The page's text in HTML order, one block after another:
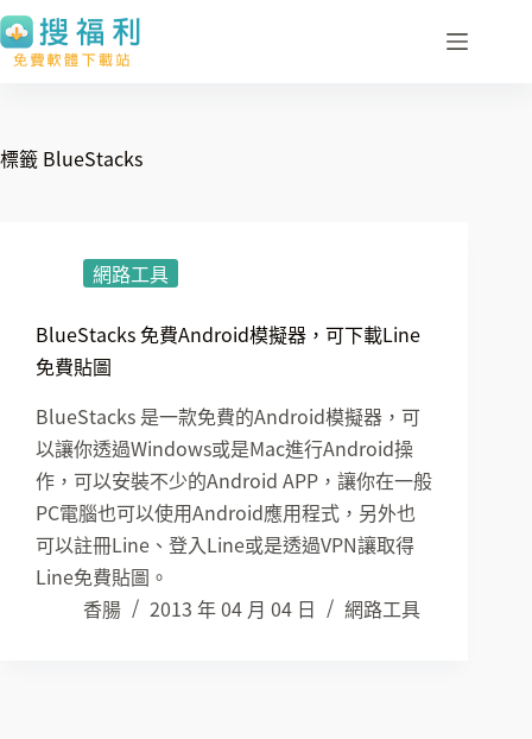
跳
至
內
容
標籤 BlueStacks
網路工具
BlueStacks 免費Android模擬器，可下載Line
免費貼圖
BlueStacks 是一款免費的Android模擬器，可
以讓你透過Windows或是Mac進行Android操
作，可以安裝不少的Android APP，讓你在一般
PC電腦也可以使用Android應用程式，另外也
可以註冊Line、登入Line或是透過VPN讓取得
Line免費貼圖。
香腸
2013 年 04 月 04 日 網路工具